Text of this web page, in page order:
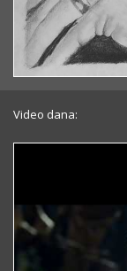
Video dana: